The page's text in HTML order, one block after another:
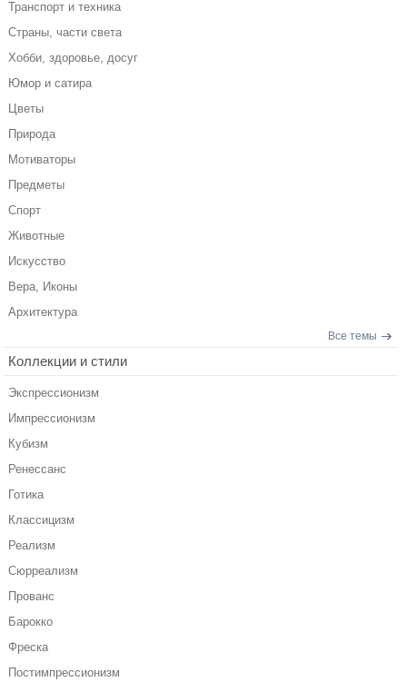
Транспорт и техника
Страны, части света
Хобби, здоровье, досуг
Юмор и сатира
Цветы
Природа
Мотиваторы
Предметы
Спорт
Животные
Искусство
Вера, Иконы
Архитектура
Все темы
Коллекции и стили
Экспрессионизм
Импрессионизм
Кубизм
Ренессанс
Готика
Классицизм
Реализм
Сюрреализм
Прованс
Барокко
Фреска
Постимпрессионизм